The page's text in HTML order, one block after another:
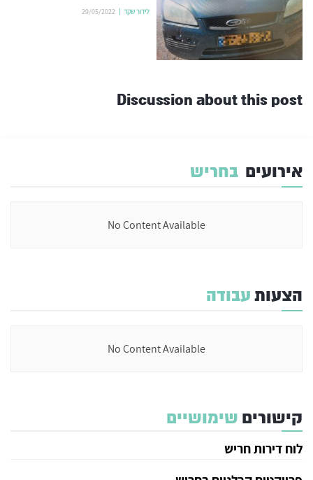
לידור שקד 29/05/2022
Discussion about this post
אירועים בחריש
No Content Available
הצעותעבודה
No Content Available
קישורים שימושיים
לוח דירות חריש